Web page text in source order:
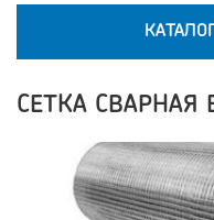
СЕТКА СВАРНАЯ